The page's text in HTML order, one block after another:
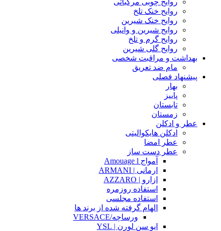
روایح چوبی مرکباتی
روایح خنک تلخ
روایح خنک شیرین
روایح شیرین و وانیلی
روایح گرم و تلخ
روایح گلی شیرین
بهداشت و مراقبت شخصی
مام ضد تعریق
پیشنهاد فصلی
بهار
پاییز
تابستان
زمستان
عطر و ادکلن
ادکلن هایکوالیتی
عطر امضا
عطر دست ساز
آمواج Amouage l
ارمانی | ARMANI
ازارو | AZZARO
استفاده روزمره
استفاده مجلسی
الهام گرفته شده از برند ها
ورساچه/VERSACE
ایو سن لورن | YSL